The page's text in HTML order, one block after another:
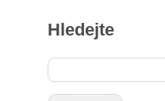
Hledejte